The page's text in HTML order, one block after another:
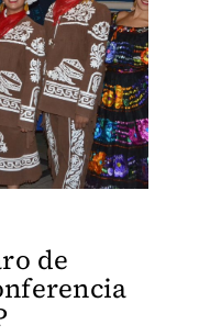
de